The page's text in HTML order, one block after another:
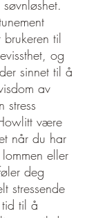
til
og
sinnet til å
av
stress
være
når du har
eller
deg
stressende
til å